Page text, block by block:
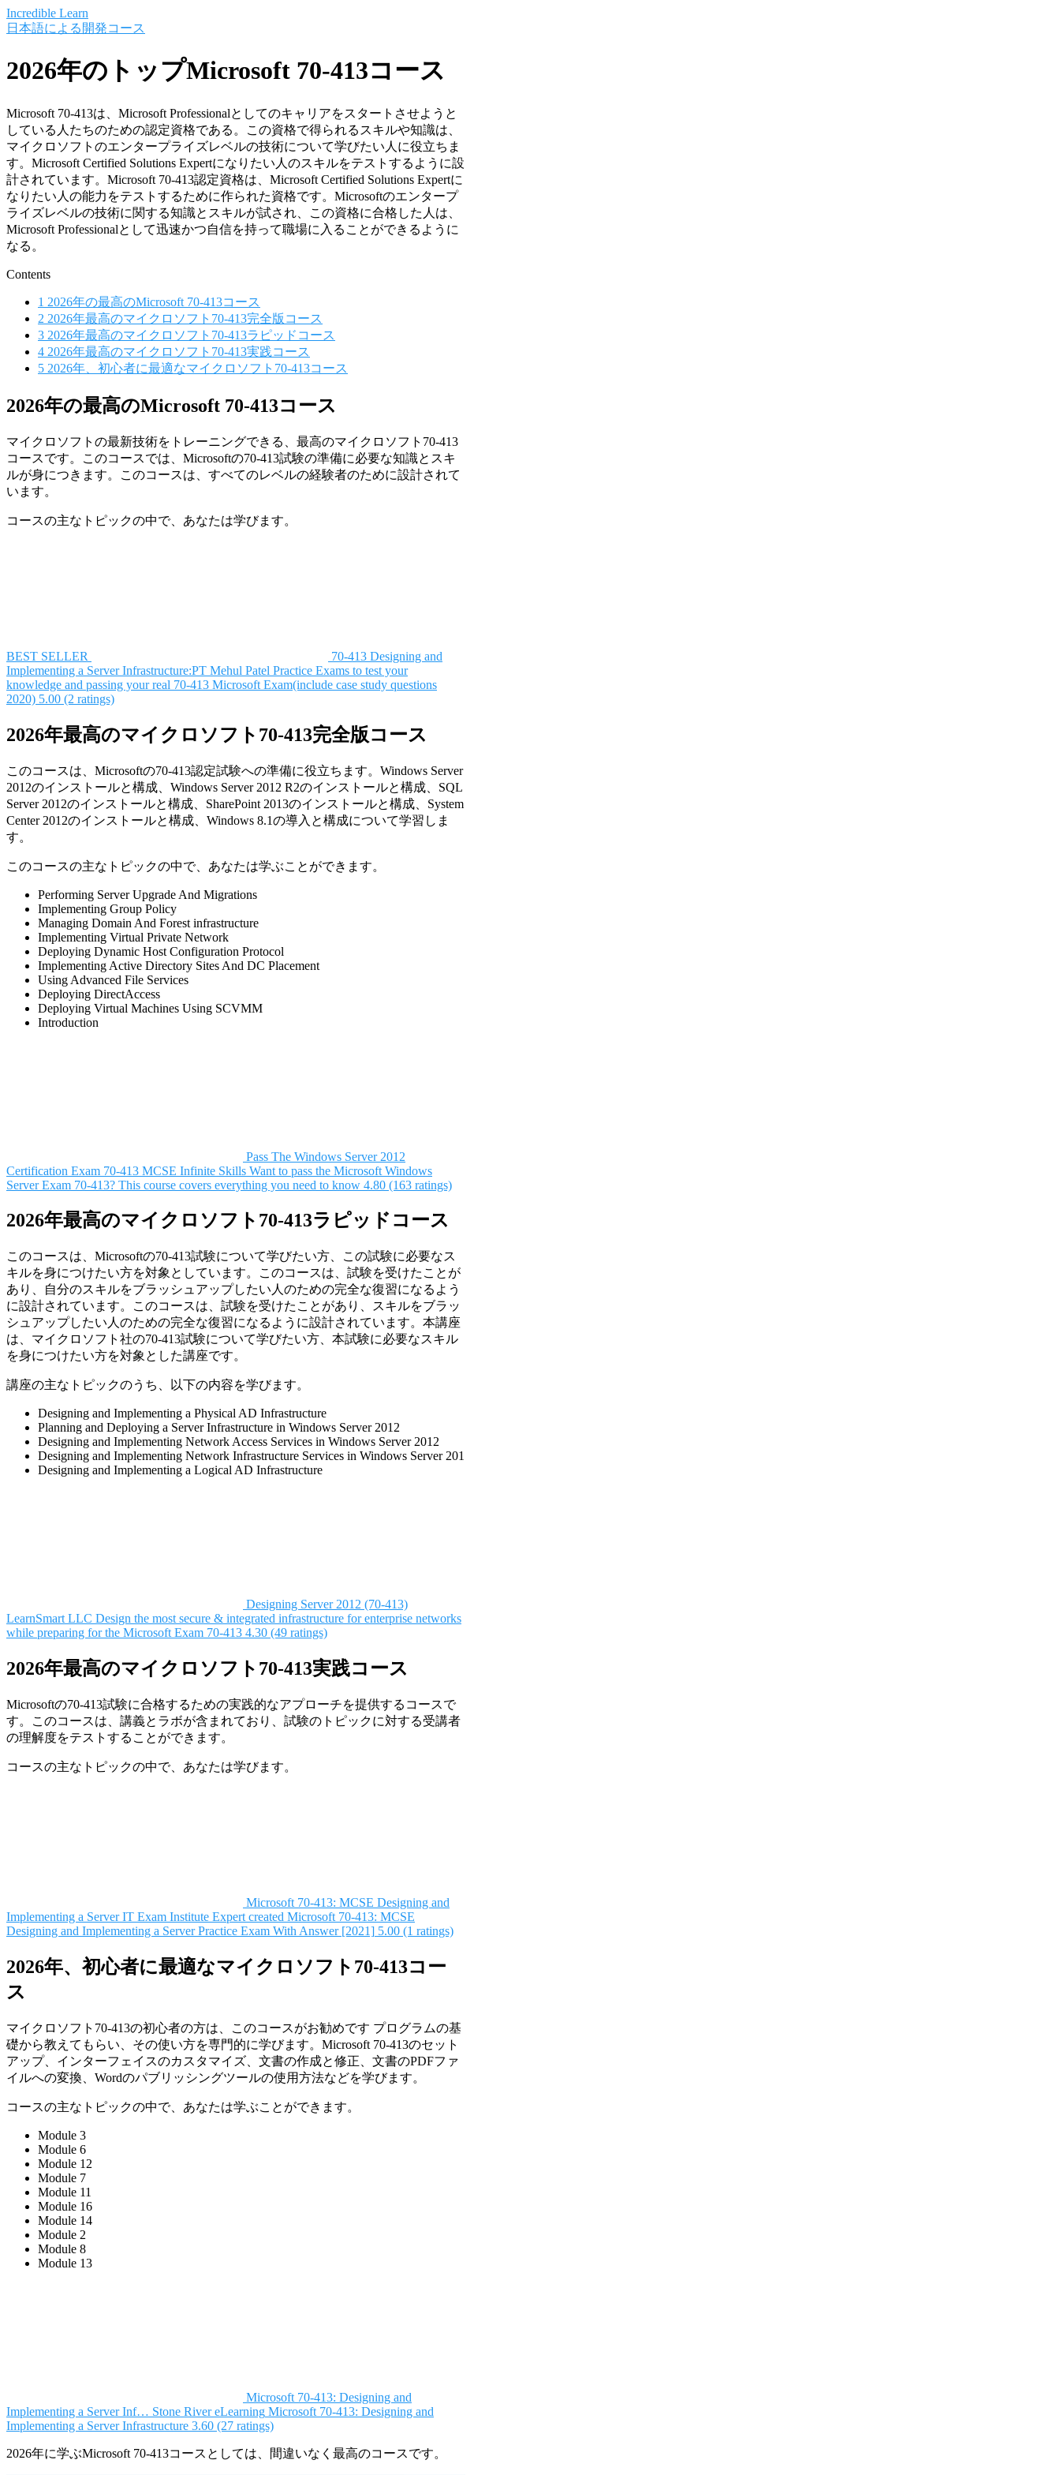
Saltar
al
Incredible Learn
日本語による開発コース
2026年のトップMicrosoft 70-413コース
Microsoft 70-413は、Microsoft Professionalとしてのキャリアをスタートさせようと
している人たちのための認定資格である。この資格で得られるスキルや知識は、
マイクロソフトのエンタープライズレベルの技術について学びたい人に役立ちま
す。Microsoft Certified Solutions Expertになりたい人のスキルをテストするように設
計されています。Microsoft 70-413認定資格は、Microsoft Certified Solutions Expertに
なりたい人の能力をテストするために作られた資格です。Microsoftのエンタープ
ライズレベルの技術に関する知識とスキルが試され、この資格に合格した人は、
Microsoft Professionalとして迅速かつ自信を持って職場に入ることができるように
なる。
Contents
1 2026年の最高のMicrosoft 70-413コース
2 2026年最高のマイクロソフト70-413完全版コース
3 2026年最高のマイクロソフト70-413ラピッドコース
4 2026年最高のマイクロソフト70-413実践コース
5 2026年、初心者に最適なマイクロソフト70-413コース
2026年の最高のMicrosoft 70-413コース
マイクロソフトの最新技術をトレーニングできる、最高のマイクロソフト70-413
コースです。このコースでは、Microsoftの70-413試験の準備に必要な知識とスキ
ルが身につきます。このコースは、すべてのレベルの経験者のために設計されて
います。
コースの主なトピックの中で、あなたは学びます。
BEST SELLER
70-413 Designing and
Implementing a Server Infrastructure:PT Mehul Patel Practice Exams to test your
knowledge and passing your real 70-413 Microsoft Exam(include case study questions
2020) 5.00 (2 ratings)
2026年最高のマイクロソフト70-413完全版コース
このコースは、Microsoftの70-413認定試験への準備に役立ちます。Windows Server
2012のインストールと構成、Windows Server 2012 R2のインストールと構成、SQL
Server 2012のインストールと構成、SharePoint 2013のインストールと構成、System
Center 2012のインストールと構成、Windows 8.1の導入と構成について学習しま
す。
このコースの主なトピックの中で、あなたは学ぶことができます。
Performing Server Upgrade And Migrations
Implementing Group Policy
Managing Domain And Forest infrastructure
Implementing Virtual Private Network
Deploying Dynamic Host Configuration Protocol
Implementing Active Directory Sites And DC Placement
Using Advanced File Services
Deploying DirectAccess
Deploying Virtual Machines Using SCVMM
Introduction
Pass The Windows Server 2012
Certification Exam 70-413 MCSE Infinite Skills Want to pass the Microsoft Windows
Server Exam 70-413? This course covers everything you need to know 4.80 (163 ratings)
2026年最高のマイクロソフト70-413ラピッドコース
このコースは、Microsoftの70-413試験について学びたい方、この試験に必要なス
キルを身につけたい方を対象としています。このコースは、試験を受けたことが
あり、自分のスキルをブラッシュアップしたい人のための完全な復習になるよう
に設計されています。このコースは、試験を受けたことがあり、スキルをブラッ
シュアップしたい人のための完全な復習になるように設計されています。本講座
は、マイクロソフト社の70-413試験について学びたい方、本試験に必要なスキル
を身につけたい方を対象とした講座です。
講座の主なトピックのうち、以下の内容を学びます。
Designing and Implementing a Physical AD Infrastructure
Planning and Deploying a Server Infrastructure in Windows Server 2012
Designing and Implementing Network Access Services in Windows Server 2012
Designing and Implementing Network Infrastructure Services in Windows Server 201
Designing and Implementing a Logical AD Infrastructure
Designing Server 2012 (70-413)
LearnSmart LLC Design the most secure & integrated infrastructure for enterprise networks
while preparing for the Microsoft Exam 70-413 4.30 (49 ratings)
2026年最高のマイクロソフト70-413実践コース
Microsoftの70-413試験に合格するための実践的なアプローチを提供するコースで
す。このコースは、講義とラボが含まれており、試験のトピックに対する受講者
の理解度をテストすることができます。
コースの主なトピックの中で、あなたは学びます。
Microsoft 70-413: MCSE Designing and
Implementing a Server IT Exam Institute Expert created Microsoft 70-413: MCSE
Designing and Implementing a Server Practice Exam With Answer [2021] 5.00 (1 ratings)
2026年、初心者に最適なマイクロソフト70-413コー
ス
マイクロソフト70-413の初心者の方は、このコースがお勧めです プログラムの基
礎から教えてもらい、その使い方を専門的に学びます。Microsoft 70-413のセット
アップ、インターフェイスのカスタマイズ、文書の作成と修正、文書のPDFファ
イルへの変換、Wordのパブリッシングツールの使用方法などを学びます。
コースの主なトピックの中で、あなたは学ぶことができます。
Module 3
Module 6
Module 12
Module 7
Module 11
Module 16
Module 14
Module 2
Module 8
Module 13
Microsoft 70-413: Designing and
Implementing a Server Inf… Stone River eLearning Microsoft 70-413: Designing and
Implementing a Server Infrastructure 3.60 (27 ratings)
2026年に学ぶMicrosoft 70-413コースとしては、間違いなく最高のコースです。